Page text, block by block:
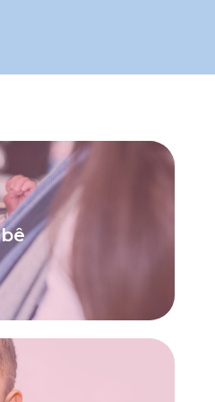
amadurecimento
o que fazer para